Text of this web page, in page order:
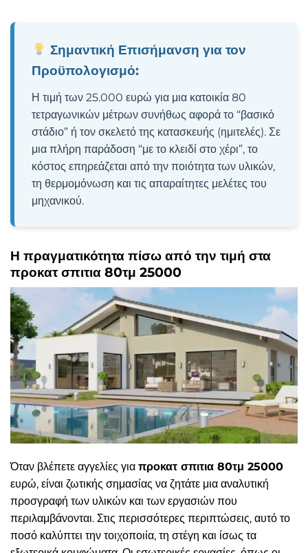
Σημαντική Επισήμανση για τον
Προϋπολογισμό:
Η τιμή των 25.000 ευρώ για μια κατοικία 80
τετραγωνικών μέτρων συνήθως αφορά το “βασικό
στάδιο” ή τον σκελετό της κατασκευής (ημιτελές). Σε
μια πλήρη παράδοση “με το κλειδί στο χέρι”, το
κόστος επηρεάζεται από την ποιότητα των υλικών,
τη θερμομόνωση και τις απαραίτητες μελέτες του
μηχανικού.
Η πραγματικότητα πίσω από την τιμή στα
προκατ σπιτια 80τμ 25000
Όταν βλέπετε αγγελίες για προκατ σπιτια 80τμ 25000
ευρώ, είναι ζωτικής σημασίας να ζητάτε μια αναλυτική
προσγραφή των υλικών και των εργασιών που
περιλαμβάνονται. Στις περισσότερες περιπτώσεις, αυτό το
ποσό καλύπτει την τοιχοποιία, τη στέγη και ίσως τα